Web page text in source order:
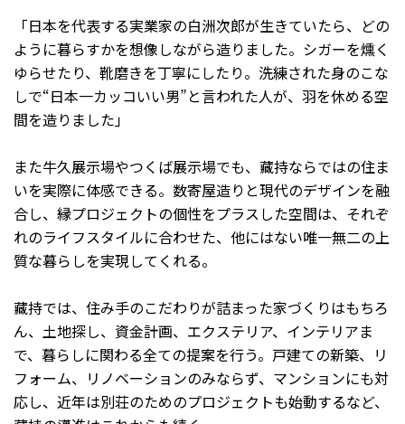
「日本を代表する実業家の白洲次郎が生きていたら、どの
ように暮らすかを想像しながら造りました。シガーを燻く
ゆらせたり、靴磨きを丁寧にしたり。洗練された身のこな
しで“日本一カッコいい男”と言われた人が、羽を休める空
間を造りました」
また牛久展示場やつくば展示場でも、藏持ならではの住ま
いを実際に体感できる。数寄屋造りと現代のデザインを融
合し、縁プロジェクトの個性をプラスした空間は、それぞ
れのライフスタイルに合わせた、他にはない唯一無二の上
質な暮らしを実現してくれる。
藏持では、住み手のこだわりが詰まった家づくりはもちろ
ん、土地探し、資金計画、エクステリア、インテリアま
で、暮らしに関わる全ての提案を行う。戸建ての新築、リ
フォーム、リノベーションのみならず、マンションにも対
応し、近年は別荘のためのプロジェクトも始動するなど、